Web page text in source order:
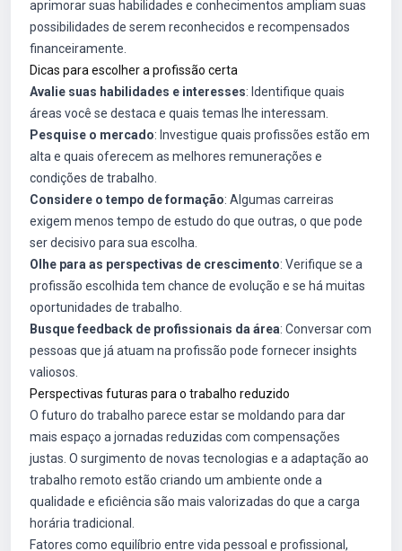
aprimorar suas habilidades e conhecimentos ampliam suas
possibilidades de serem reconhecidos e recompensados
financeiramente.
Dicas para escolher a profissão certa
Avalie suas habilidades e interesses: Identifique quais
áreas você se destaca e quais temas lhe interessam.
Pesquise o mercado: Investigue quais profissões estão em
alta e quais oferecem as melhores remunerações e
condições de trabalho.
Considere o tempo de formação: Algumas carreiras
exigem menos tempo de estudo do que outras, o que pode
ser decisivo para sua escolha.
Olhe para as perspectivas de crescimento: Verifique se a
profissão escolhida tem chance de evolução e se há muitas
oportunidades de trabalho.
Busque feedback de profissionais da área: Conversar com
pessoas que já atuam na profissão pode fornecer insights
valiosos.
Perspectivas futuras para o trabalho reduzido
O futuro do trabalho parece estar se moldando para dar
mais espaço a jornadas reduzidas com compensações
justas. O surgimento de novas tecnologias e a adaptação ao
trabalho remoto estão criando um ambiente onde a
qualidade e eficiência são mais valorizadas do que a carga
horária tradicional.
Fatores como equilíbrio entre vida pessoal e profissional,